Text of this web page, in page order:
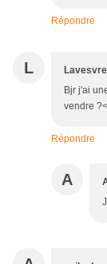
Répondre
L Lavesvre
Bjr j'ai
vendre
Répondre
A